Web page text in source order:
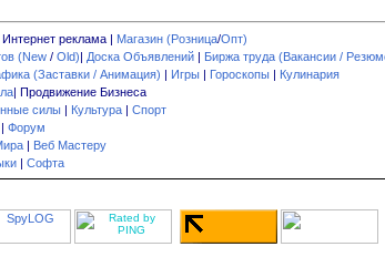
Интернет реклама | Магазин (Розница/Опт)
(New / Old)| Доска Объявлений | Биржа труда (Вакансии /
(Заставки / Анимация) | Игры | Гороскопы | Кулинария
| Продвижение Бизнеса
силы | Культура | Спорт
| Форум
| Веб Мастеру
| Софта